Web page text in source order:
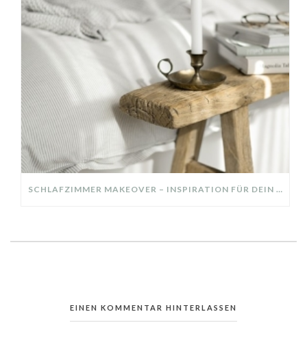
SCHLAFZIMMER MAKEOVER – INSPIRATION FÜR DEIN SCHLAFZIMMER: AUS ALT MACH NEU – HELL, GEMÜTLICH UND EINLADEND
EINEN KOMMENTAR HINTERLASSEN